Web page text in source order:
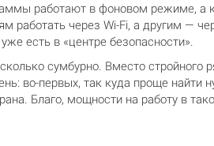
работают в фоновом режиме, а
работать через Wi-Fi, а другим —
есть в «центре безопасности».
сумбурно. Вместо стройного
во-первых, так куда проще найти
Благо, мощности на работу в